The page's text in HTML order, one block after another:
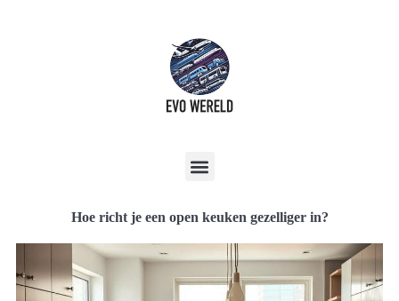
Hoe richt je een open keuken gezelliger in?